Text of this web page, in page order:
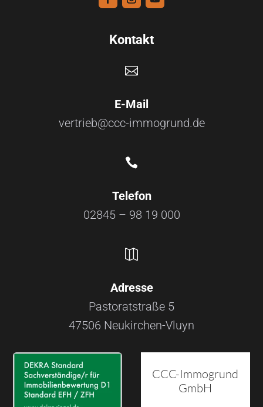
Kontakt

E-Mail
vertrieb@ccc-immogrund.de

Telefon
02845 – 98 19 000

Adresse
Pastoratstraße 5
47506 Neukirchen-Vluyn
CCC-Immogrund
GmbH